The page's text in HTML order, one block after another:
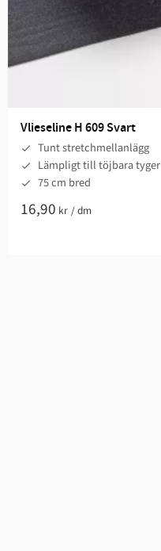
Vlieseline H 609 Svart
Tunt stretchmellanlägg
Lämpligt till töjbara tyger
75 cm bred
16,90 kr /dm